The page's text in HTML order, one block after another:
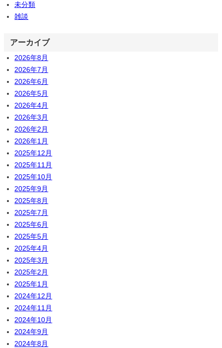
未分類
雑談
アーカイブ
2026年8月
2026年7月
2026年6月
2026年5月
2026年4月
2026年3月
2026年2月
2026年1月
2025年12月
2025年11月
2025年10月
2025年9月
2025年8月
2025年7月
2025年6月
2025年5月
2025年4月
2025年3月
2025年2月
2025年1月
2024年12月
2024年11月
2024年10月
2024年9月
2024年8月